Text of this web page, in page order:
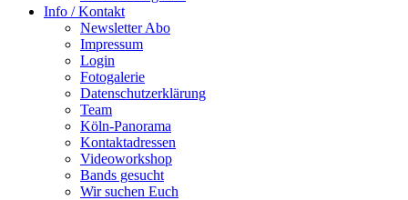
Info / Kontakt
Newsletter Abo
Impressum
Login
Fotogalerie
Datenschutzerklärung
Team
Köln-Panorama
Kontaktadressen
Videoworkshop
Bands gesucht
Wir suchen Euch